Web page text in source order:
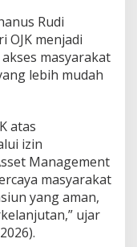
Rudi
OJK menjadi
masyarakat
lebih mudah
atas
izin
Management
masyarakat
yang aman,
ujar